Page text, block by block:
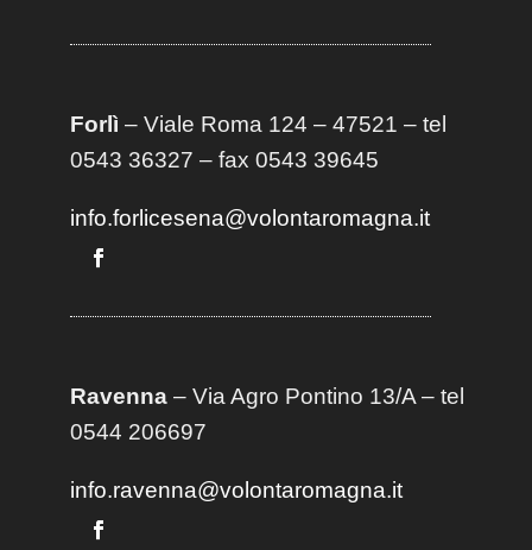
Forlì – Viale Roma 124 – 47521 – tel
0543 36327 – fax 0543 39645
info.forlicesena@volontaromagna.it
Ravenna– Via Agro Pontino 13/A– tel
0544 206697
info.ravenna@volontaromagna.it